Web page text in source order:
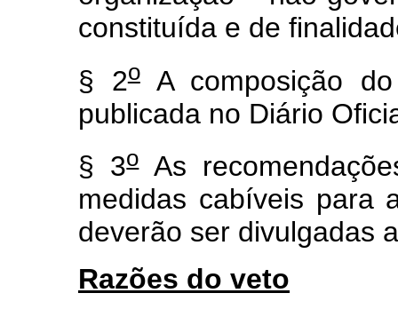
constituída e de
§ 2oA composição
publicada no Diário
§ 3oAs
medidas cabíveis para
deverão ser divulgadas
Razões do veto